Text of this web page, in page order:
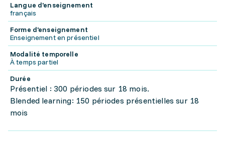
Langue d'enseignement
français
Forme d'enseignement
Enseignement en présentiel
Modalité temporelle
À temps partiel
Durée
Présentiel : 300 périodes sur 18 mois.
Blended learning: 150 périodes présentielles sur 18
mois